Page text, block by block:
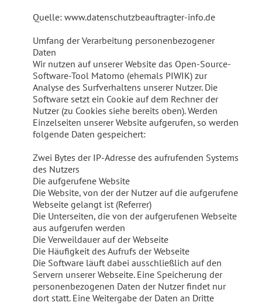
Quelle: www.datenschutzbeauftragter-info.de
Umfang der Verarbeitung personenbezogener
Daten
Wir nutzen auf unserer Website das Open-Source-
Software-Tool Matomo (ehemals PIWIK) zur
Analyse des Surfverhaltens unserer Nutzer. Die
Software setzt ein Cookie auf dem Rechner der
Nutzer (zu Cookies siehe bereits oben). Werden
Einzelseiten unserer Website aufgerufen, so werden
folgende Daten gespeichert:
Zwei Bytes der IP-Adresse des aufrufenden Systems
des Nutzers
Die aufgerufene Website
Die Website, von der der Nutzer auf die aufgerufene
Webseite gelangt ist (Referrer)
Die Unterseiten, die von der aufgerufenen Webseite
aus aufgerufen werden
Die Verweildauer auf der Webseite
Die Häufigkeit des Aufrufs der Webseite
Die Software läuft dabei ausschließlich auf den
Servern unserer Webseite. Eine Speicherung der
personenbezogenen Daten der Nutzer findet nur
dort statt. Eine Weitergabe der Daten an Dritte